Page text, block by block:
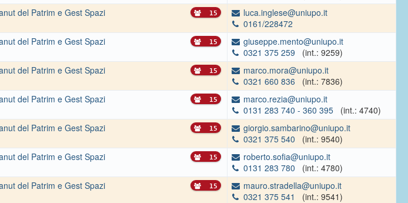
del Patrim e Gest Spazi 15
luca.inglese@uniupo.it
0161/228472
del Patrim e Gest Spazi 15
giuseppe.mento@uniupo.it
0321 375 259
(int.: 9259)
del Patrim e Gest Spazi 15
marco.mora@uniupo.it
0321 660 836
(int.: 7836)
del Patrim e Gest Spazi 15
marco.rezia@uniupo.it
0131 283 740 - 360 395
(int.: 4740)
del Patrim e Gest Spazi 15
giorgio.sambarino@uniupo.it
0321 375 540
(int.: 9540)
del Patrim e Gest Spazi 15
roberto.sofia@uniupo.it
0131 283 780
(int.: 4780)
del Patrim e Gest Spazi 15
mauro.stradella@uniupo.it
0321 375 541
(int.: 9541)